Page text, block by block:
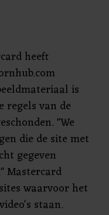
heeft
is
regels van de
"We
die de site met
gegeven
Mastercard
waarvoor het
staan.